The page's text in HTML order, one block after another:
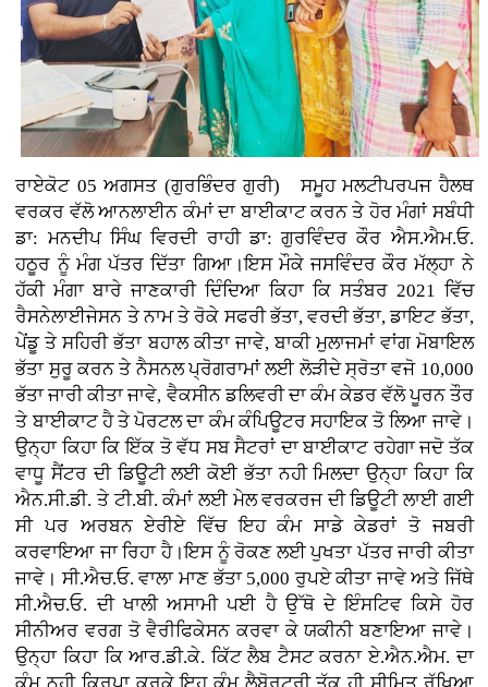
ਰਾਏਕੋਟ 05 ਅਗਸਤ (ਗੁਰਭਿੰਦਰ ਗੁਰੀ)
ਸਮੂਹ ਮਲਟੀਪਰਪਜ ਹੈਲਥ
ਵਰਕਰ ਵੱਲੋ ਆਨਲਾਈਨ ਕੰਮਾਂ ਦਾ ਬਾਈਕਾਟ ਕਰਨ ਤੇ ਹੋਰ ਮੰਗਾਂ ਸਬੰਧੀ
ਡਾ: ਮਨਦੀਪ ਸਿੰਘ ਵਿਰਦੀ ਰਾਹੀ ਡਾ: ਗੁਰਵਿੰਦਰ ਕੌਰ ਐਸ.ਐਮ.ਓ.
ਹਠੂਰ ਨੂੰ ਮੰਗ ਪੱਤਰ ਦਿੱਤਾ ਗਿਆ।ਇਸ ਮੌਕੇ ਜਸਵਿੰਦਰ ਕੌਰ ਮੱਲ੍ਹਾ ਨੇ
ਹੱਕੀ ਮੰਗਾ ਬਾਰੇ ਜਾਣਕਾਰੀ ਦਿੰਦਿਆ ਕਿਹਾ ਕਿ ਸਤੰਬਰ 2021 ਵਿੱਚ
ਰੈਸਨੇਲਾਈਜੇਸਨ ਤੇ ਨਾਮ ਤੇ ਰੋਕੇ ਸਫਰੀ ਭੱਤਾ, ਵਰਦੀ ਭੱਤਾ, ਡਾਇਟ ਭੱਤਾ,
ਪੇਂਡੂ ਤੇ ਸਹਿਰੀ ਭੱਤਾ ਬਹਾਲ ਕੀਤਾ ਜਾਵੇ, ਬਾਕੀ ਮੁਲਾਜਮਾਂ ਵਾਂਗ ਮੋਬਾਇਲ
ਭੱਤਾ ਸੁਰੂ ਕਰਨ ਤੇ ਨੈਸਨਲ ਪ੍ਰੋਗਰਾਮਾਂ ਲਈ ਲੋੜੀਦੇ ਸ੍ਰੋਤਾ ਵਜੋ 10,000
ਭੱਤਾ ਜਾਰੀ ਕੀਤਾ ਜਾਵੇ, ਵੈਕਸੀਨ ਡਲਿਵਰੀ ਦਾ ਕੰਮ ਕੇਡਰ ਵੱਲੋ ਪੂਰਨ ਤੌਰ
ਤੇ ਬਾਈਕਾਟ ਹੈ ਤੇ ਪੋਰਟਲ ਦਾ ਕੰਮ ਕੰਪਿਊਟਰ ਸਹਾਇਕ ਤੋ ਲਿਆ ਜਾਵੇ।
ਉਨ੍ਹਾ ਕਿਹਾ ਕਿ ਇੱਕ ਤੋ ਵੱਧ ਸਬ ਸੈਟਰਾਂ ਦਾ ਬਾਈਕਾਟ ਰਹੇਗਾ ਜਦੋ ਤੱਕ
ਵਾਧੂ ਸੈਂਟਰ ਦੀ ਡਿਊਟੀ ਲਈ ਕੋਈ ਭੱਤਾ ਨਹੀ ਮਿਲਦਾ ਉਨ੍ਹਾ ਕਿਹਾ ਕਿ
ਐਨ.ਸੀ.ਡੀ. ਤੇ ਟੀ.ਬੀ. ਕੰਮਾਂ ਲਈ ਮੇਲ ਵਰਕਰਜ ਦੀ ਡਿਊਟੀ ਲਾਈ ਗਈ
ਸੀ ਪਰ ਅਰਬਨ ਏਰੀਏ ਵਿੱਚ ਇਹ ਕੰਮ ਸਾਡੇ ਕੇਡਰਾਂ ਤੋ ਜਬਰੀ
ਕਰਵਾਇਆ ਜਾ ਰਿਹਾ ਹੈ।ਇਸ ਨੂੰ ਰੋਕਣ ਲਈ ਪੁਖਤਾ ਪੱਤਰ ਜਾਰੀ ਕੀਤਾ
ਜਾਵੇ। ਸੀ.ਐਚ.ਓ. ਵਾਲਾ ਮਾਣ ਭੱਤਾ 5,000 ਰੁਪਏ ਕੀਤਾ ਜਾਵੇ ਅਤੇ ਜਿੱਥੇ
ਸੀ.ਐਚ.ਓ. ਦੀ ਖਾਲੀ ਅਸਾਮੀ ਪਈ ਹੈ ਉੱਥੋ ਦੇ ਇੰਸਟਿਵ ਕਿਸੇ ਹੋਰ
ਸੀਨੀਅਰ ਵਰਗ ਤੋ ਵੈਰੀਫਿਕੇਸਨ ਕਰਵਾ ਕੇ ਯਕੀਨੀ ਬਣਾਇਆ ਜਾਵੇ।
ਉਨ੍ਹਾ ਕਿਹਾ ਕਿ ਆਰ.ਡੀ.ਕੇ. ਕਿੱਟ ਲੈਬ ਟੈਸਟ ਕਰਨਾ ਏ.ਐਨ.ਐਮ. ਦਾ